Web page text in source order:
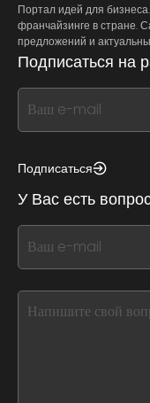
Портал идей для
франчайзинге в стране.
предложений и
Подписаться на
If
you
this,
this
form
field
blank
Подписаться
У Вас есть
If
you
this,